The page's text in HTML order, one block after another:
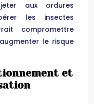
aux ordures
les insectes
compromettre
le risque
et